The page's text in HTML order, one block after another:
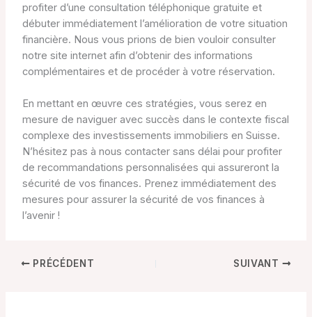
profiter d’une consultation téléphonique gratuite et
débuter immédiatement l’amélioration de votre situation
financière. Nous vous prions de bien vouloir consulter
notre site internet afin d’obtenir des informations
complémentaires et de procéder à votre réservation.
En mettant en œuvre ces stratégies, vous serez en
mesure de naviguer avec succès dans le contexte fiscal
complexe des investissements immobiliers en Suisse.
N’hésitez pas à nous contacter sans délai pour profiter
de recommandations personnalisées qui assureront la
sécurité de vos finances. Prenez immédiatement des
mesures pour assurer la sécurité de vos finances à
l’avenir !
PRÉCÉDENT SUIVANT